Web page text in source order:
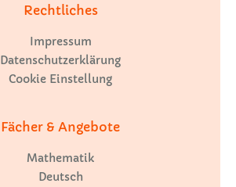
Rechtliches
Impressum
Datenschutzerklärung
Cookie Einstellung
Fächer & Angebote
Mathematik
Deutsch